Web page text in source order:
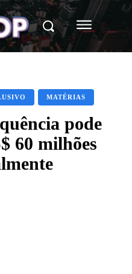
MATÉRIAS
pode
60 milhões